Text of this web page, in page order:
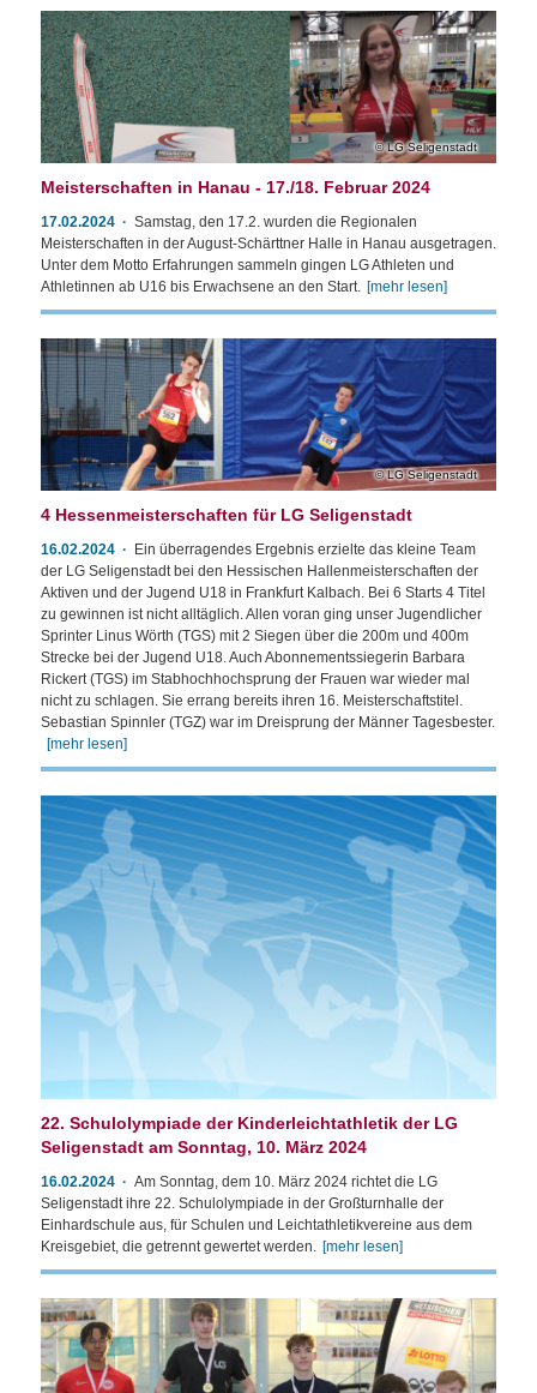
LG Seligenstadt
Meisterschaften in Hanau - 17./18. Februar 2024
17.02.2024
Samstag, den 17.2. wurden die Regionalen
Meisterschaften in der August-Schärttner Halle in Hanau ausgetragen.
Unter dem Motto Erfahrungen sammeln gingen LG Athleten und
Athletinnen ab U16 bis Erwachsene an den Start. [mehr lesen]
LG Seligenstadt
4 Hessenmeisterschaften für LG Seligenstadt
16.02.2024
Ein überragendes Ergebnis erzielte das kleine Team
der LG Seligenstadt bei den Hessischen Hallenmeisterschaften der
Aktiven und der Jugend U18 in Frankfurt Kalbach. Bei 6 Starts 4 Titel
zu gewinnen ist nicht alltäglich. Allen voran ging unser Jugendlicher
Sprinter Linus Wörth (TGS) mit 2 Siegen über die 200m und 400m
Strecke bei der Jugend U18. Auch Abonnementssiegerin Barbara
Rickert (TGS) im Stabhochhochsprung der Frauen war wieder mal
nicht zu schlagen. Sie errang bereits ihren 16. Meisterschaftstitel.
Sebastian Spinnler (TGZ) war im Dreisprung der Männer Tagesbester.
[mehr lesen]
22. Schulolympiade der Kinderleichtathletik der LG
Seligenstadt am Sonntag, 10. März 2024
16.02.2024
Am Sonntag, dem 10. März 2024 richtet die LG
Seligenstadt ihre 22. Schulolympiade in der Großturnhalle der
Einhardschule aus, für Schulen und Leichtathletikvereine aus dem
Kreisgebiet, die getrennt gewertet werden. [mehr lesen]